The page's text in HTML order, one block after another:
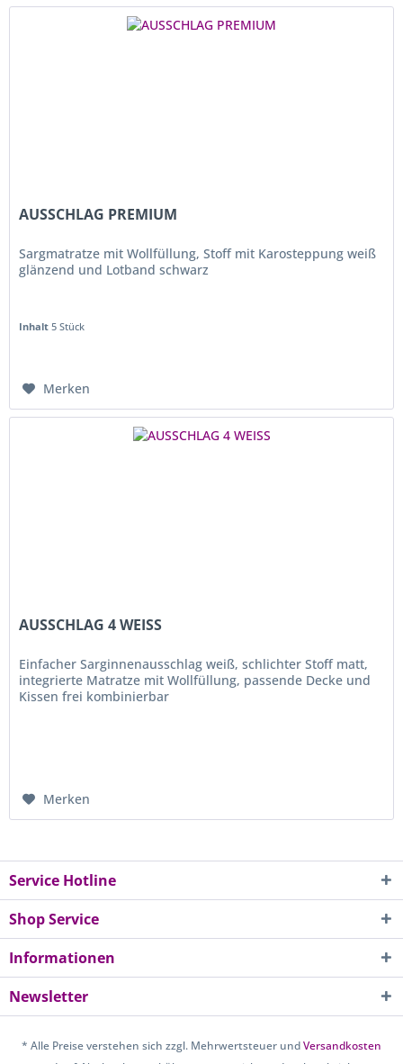
AUSSCHLAG PREMIUM
Sargmatratze mit Wollfüllung, Stoff mit Karosteppung weiß
glänzend und Lotband schwarz
Inhalt 5 Stück
Merken
AUSSCHLAG 4 WEISS
Einfacher Sarginnenausschlag weiß, schlichter Stoff matt,
integrierte Matratze mit Wollfüllung, passende Decke und
Kissen frei kombinierbar
Merken
Service Hotline
Shop Service
Informationen
Newsletter
* Alle Preise verstehen sich zzgl. Mehrwertsteuer undVersandkosten